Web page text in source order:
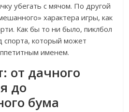
убегать с мячом. По другой
характера игры, как
Как бы то ни было, пиклбол
который может
именем.
от дачного
до
бума